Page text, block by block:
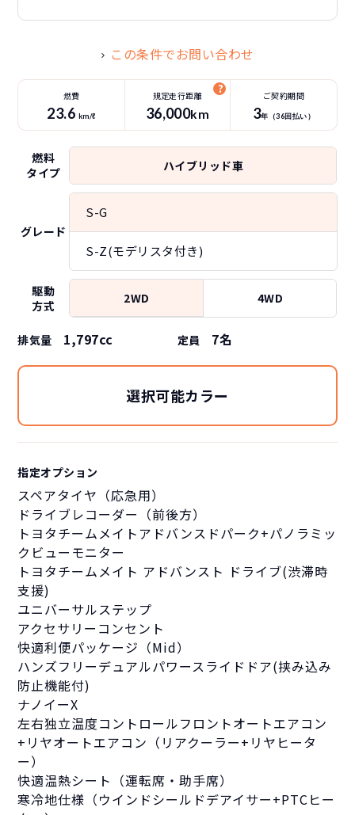
この条件でお問い合わせ
燃費
23.6 km/ℓ
規定走行距離
36,000km
ご契約期間
3年（36回払い）
燃料
タイプ
ハイブリッド車
グレード
S-G
S-Z(モデリスタ付き)
駆動
方式
2WD 4WD
排気量 1,797cc 定員 7名
選択可能カラー
指定オプション
スペアタイヤ（応急用）
ドライブレコーダー（前後方）
トヨタチームメイトアドバンスドパーク+パノラミッ
クビューモニター
トヨタチームメイト アドバンスト ドライブ(渋滞時
支援)
ユニバーサルステップ
アクセサリーコンセント
快適利便パッケージ（Mid）
ハンズフリーデュアルパワースライドドア(挟み込み
防止機能付)
ナノイーX
左右独立温度コントロールフロントオートエアコン
+リヤオートエアコン（リアクーラー+リヤヒータ
ー）
快適温熱シート（運転席・助手席）
寒冷地仕様（ウインドシールドデアイサー+PTCヒー